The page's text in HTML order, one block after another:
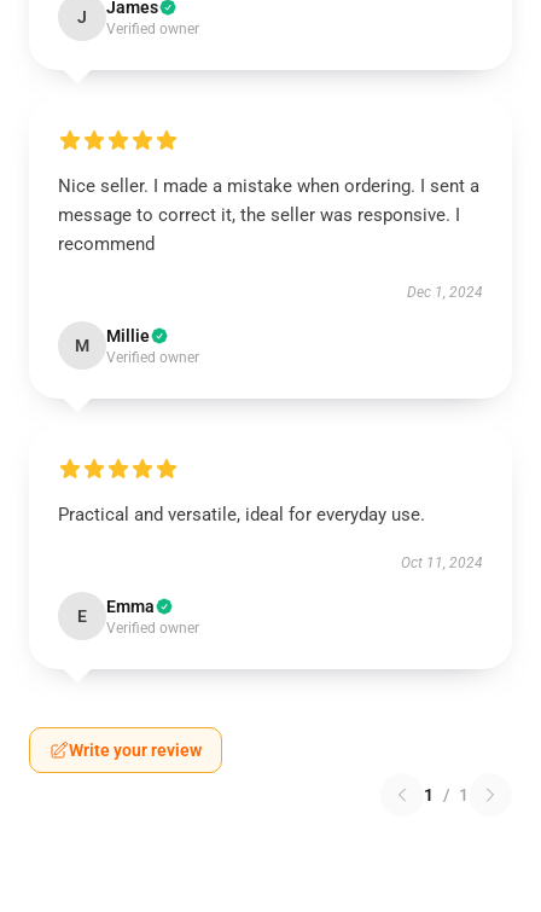
J James
Verified owner
Nice seller. I made a mistake when ordering. I sent a
message to correct it, the seller was responsive. I
recommend
Dec 1, 2024
M Millie
Verified owner
Practical and versatile, ideal for everyday use.
Oct 11, 2024
E Emma
Verified owner
Write your review
1 / 1